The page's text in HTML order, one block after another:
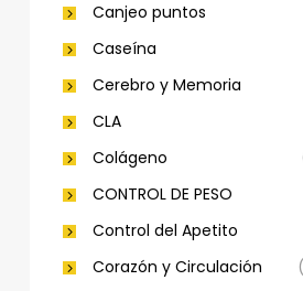
Canjeo puntos
Caseína
Cerebro y Memoria
CLA
Colágeno
CONTROL DE PESO
Control del Apetito
Corazón y Circulación